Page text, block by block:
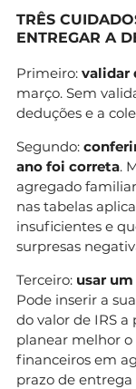
TRÊS
ENTREGAR A
Primeiro: validar
março. Sem
deduções e a
Segundo:
ano foi correta.
agregado
nas tabelas
insuficientes e
surpresas
Terceiro: usar
Pode inserir a
do valor de IRS
planear melhor
financeiros em
prazo de entrega